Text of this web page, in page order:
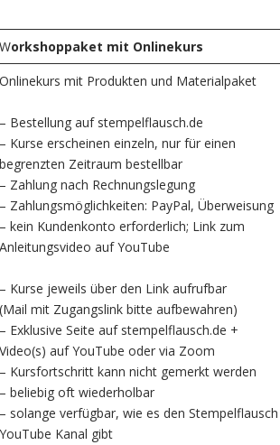
Workshoppaket mit Onlinekurs
Onlinekurs mit Produkten und Materialpaket
– Bestellung auf stempelflausch.de
– Kurse erscheinen einzeln, nur für einen
begrenzten Zeitraum bestellbar
– Zahlung nach Rechnungslegung
– Zahlungsmöglichkeiten: PayPal, Überweisung
– kein Kundenkonto erforderlich; Link zum
Anleitungsvideo auf YouTube
– Kurse jeweils über den Link aufrufbar
(Mail mit Zugangslink bitte aufbewahren)
– Exklusive Seite auf stempelflausch.de +
Video(s) auf YouTube oder via Zoom
– Kursfortschritt kann nicht gemerkt werden
– beliebig oft wiederholbar
– solange verfügbar, wie es den Stempelflausch
YouTube Kanal gibt